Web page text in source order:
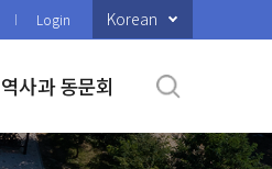
Login Korean
역사과 동문회